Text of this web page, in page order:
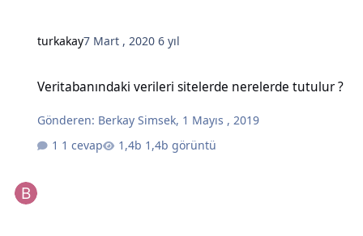
turkakay7 Mart , 20206 yıl
Veritabanındaki verileri sitelerde nerelerde tutulur ?
Gönderen: Berkay Simsek, 1 Mayıs , 2019
1 cevap
1,4b görüntü